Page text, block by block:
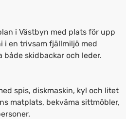
frågetecknet
för
att
kortkommandon
för
att
i Västbyn med plats för upp
i en trivsam fjällmiljö med
skidbackar och leder.
spis, diskmaskin, kyl och litet
matplats, bekväma sittmöbler,